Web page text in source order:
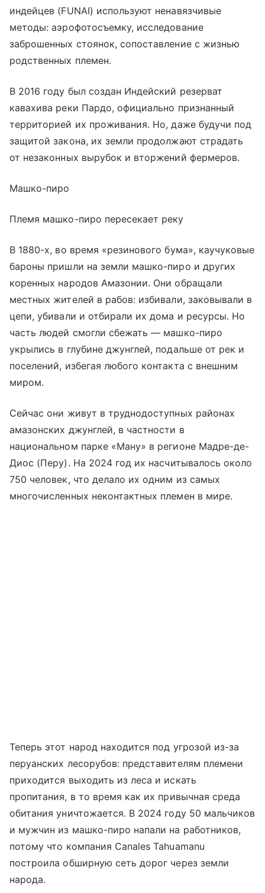
индейцев (FUNAI) используют ненавязчивые
методы: аэрофотосъемку, исследование
заброшенных стоянок, сопоставление с жизнью
родственных племен.
В 2016 году был создан Индейский резерват
кавахива реки Пардо, официально признанный
территорией их проживания. Но, даже будучи под
защитой закона, их земли продолжают страдать
от незаконных вырубок и вторжений фермеров.
Машко-пиро
Племя машко-пиро пересекает реку
В 1880-х, во время «резинового бума», каучуковые
бароны пришли на земли машко-пиро и других
коренных народов Амазонии. Они обращали
местных жителей в рабов: избивали, заковывали в
цепи, убивали и отбирали их дома и ресурсы. Но
часть людей смогли сбежать — машко-пиро
укрылись в глубине джунглей, подальше от рек и
поселений, избегая любого контакта с внешним
миром.
Сейчас они живут в труднодоступных районах
амазонских джунглей, в частности в
национальном парке «Ману» в регионе Мадре-де-
Диос (Перу). На 2024 год их насчитывалось около
750 человек, что делало их одним из самых
многочисленных неконтактных племен в мире.
Теперь этот народ находится под угрозой из-за
перуанских лесорубов: представителям племени
приходится выходить из леса и искать
пропитания, в то время как их привычная среда
обитания уничтожается. В 2024 году 50 мальчиков
и мужчин из машко-пиро напали на работников,
потому что компания Canales Tahuamanu
построила обширную сеть дорог через земли
народа.